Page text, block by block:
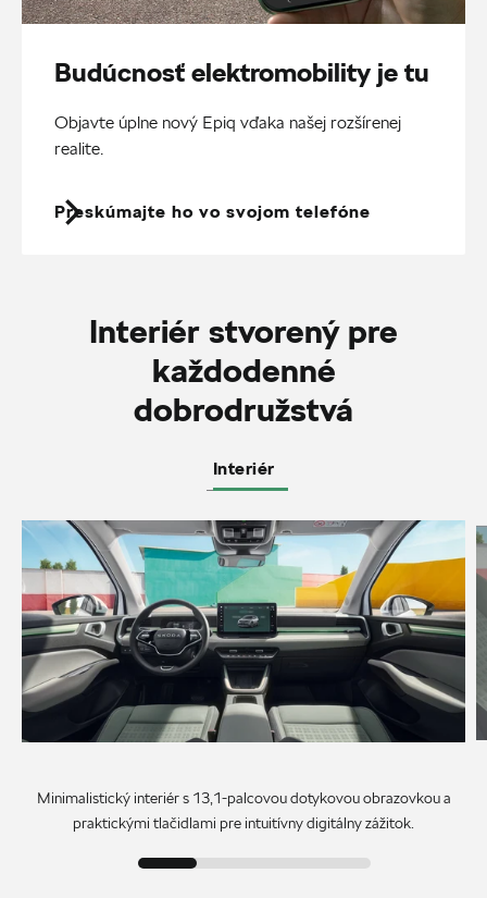
Budúcnosť elektromobility je tu
Objavte úplne nový Epiq vďaka našej rozšírenej
realite.
Preskúmajte ho vo svojom telefóne
Interiér stvorený pre
každodenné
dobrodružstvá
Interiér
Minimalistický interiér s 13,1-palcovou dotykovou obrazovkou a
praktickými tlačidlami pre intuitívny digitálny zážitok.